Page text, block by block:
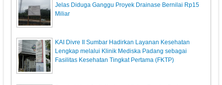
Jelas Diduga Ganggu Proyek Drainase Bernilai Rp15
Miliar
KAI Divre II Sumbar Hadirkan Layanan Kesehatan
Lengkap melalui Klinik Mediska Padang sebagai
Fasilitas Kesehatan Tingkat Pertama (FKTP)